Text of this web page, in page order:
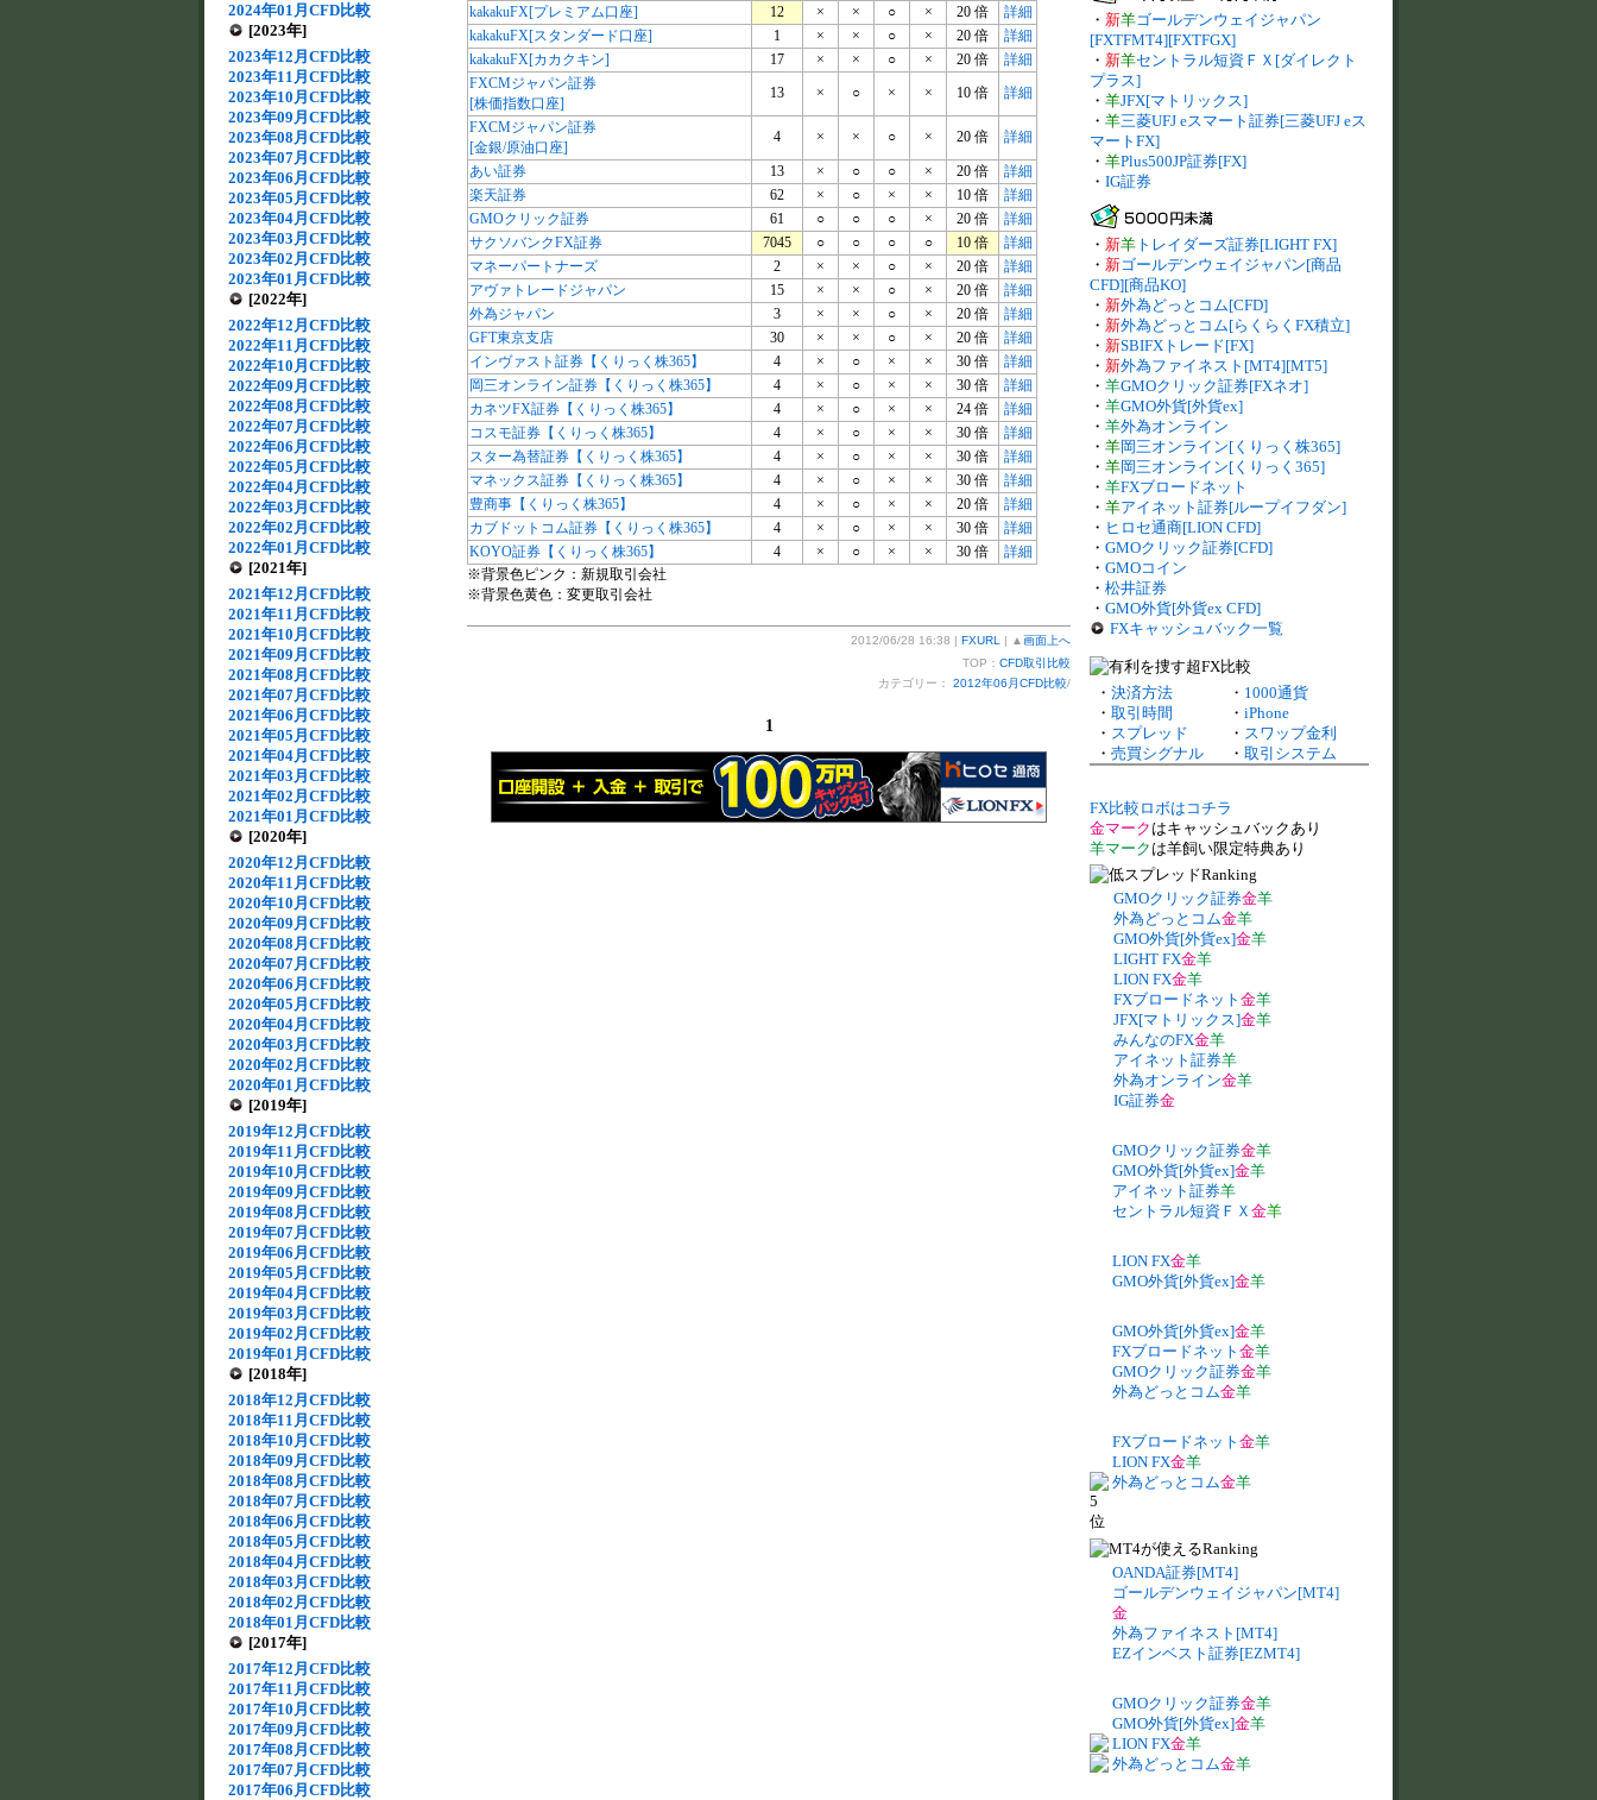
2024年01月CFD比較
[2023年]
2023年12月CFD比較
2023年11月CFD比較
2023年10月CFD比較
2023年09月CFD比較
2023年08月CFD比較
2023年07月CFD比較
2023年06月CFD比較
2023年05月CFD比較
2023年04月CFD比較
2023年03月CFD比較
2023年02月CFD比較
2023年01月CFD比較
[2022年]
2022年12月CFD比較
2022年11月CFD比較
2022年10月CFD比較
2022年09月CFD比較
2022年08月CFD比較
2022年07月CFD比較
2022年06月CFD比較
2022年05月CFD比較
2022年04月CFD比較
2022年03月CFD比較
2022年02月CFD比較
2022年01月CFD比較
[2021年]
2021年12月CFD比較
2021年11月CFD比較
2021年10月CFD比較
2021年09月CFD比較
2021年08月CFD比較
2021年07月CFD比較
2021年06月CFD比較
2021年05月CFD比較
2021年04月CFD比較
2021年03月CFD比較
2021年02月CFD比較
2021年01月CFD比較
[2020年]
2020年12月CFD比較
2020年11月CFD比較
2020年10月CFD比較
2020年09月CFD比較
2020年08月CFD比較
2020年07月CFD比較
2020年06月CFD比較
2020年05月CFD比較
2020年04月CFD比較
2020年03月CFD比較
2020年02月CFD比較
2020年01月CFD比較
[2019年]
2019年12月CFD比較
2019年11月CFD比較
2019年10月CFD比較
2019年09月CFD比較
2019年08月CFD比較
2019年07月CFD比較
2019年06月CFD比較
2019年05月CFD比較
2019年04月CFD比較
2019年03月CFD比較
2019年02月CFD比較
2019年01月CFD比較
[2018年]
2018年12月CFD比較
2018年11月CFD比較
2018年10月CFD比較
2018年09月CFD比較
2018年08月CFD比較
2018年07月CFD比較
2018年06月CFD比較
2018年05月CFD比較
2018年04月CFD比較
2018年03月CFD比較
2018年02月CFD比較
2018年01月CFD比較
[2017年]
2017年12月CFD比較
2017年11月CFD比較
2017年10月CFD比較
2017年09月CFD比較
2017年08月CFD比較
2017年07月CFD比較
2017年06月CFD比較
kakakuFX[プレミアム口座]
12 × × ○ × 20 倍
詳細
kakakuFX[スタンダード口座]
1 × × ○ × 20 倍
詳細
kakakuFX[カカクキン]
17 × × ○ × 20 倍
詳細
FXCMジャパン証券
[株価指数口座]
13 × ○ × × 10 倍 詳細
FXCMジャパン証券
[金銀/原油口座]
4 × × ○ × 20 倍 詳細
あい証券 13 × ○ ○ × 20 倍
詳細
楽天証券
62 × ○ × × 10 倍
詳細
GMOクリック証券
61 ○ ○ ○ × 20 倍
詳細
サクソバンクFX証券
7045 ○ ○ ○ ○ 10 倍
詳細
マネーパートナーズ
2 × × ○ × 20 倍
詳細
アヴァトレードジャパン
15 × × ○ × 20 倍
詳細
外為ジャパン
3 × × ○ × 20 倍
詳細
GFT東京支店
30 × × ○ × 20 倍
詳細
インヴァスト証券【くりっく株365】
4 × ○ × × 30 倍
詳細
岡三オンライン証券【くりっく株365】
4 × ○ × × 30 倍
詳細
カネツFX証券【くりっく株365】
4 × ○ × × 24 倍
詳細
コスモ証券【くりっく株365】
4 × ○ × × 30 倍
詳細
スター為替証券【くりっく株365】
4 × ○ × × 30 倍
詳細
マネックス証券【くりっく株365】
4 × ○ × × 30 倍
詳細
豊商事【くりっく株365】
4 × ○ × × 20 倍
詳細
カブドットコム証券【くりっく株365】
4 × ○ × × 30 倍
詳細
KOYO証券【くりっく株365】
4 × ○ × × 30 倍
詳細
※背景色ピンク：新規取引会社
※背景色黄色：変更取引会社
2012/06/28 16:38 | FXURL | ▲ 画面上へ
TOP： CFD取引比較
カテゴリー： 2012年06月CFD比較/
1
・ 新羊ゴールデンウェイジャパン
[FXTFMT4][FXTFGX]
・ 新羊セントラル短資ＦＸ[ダイレクト
プラス]
・ 羊JFX[マトリックス]
・ 羊三菱UFJ eスマート証券[三菱UFJ eス
マートFX]
・ 羊Plus500JP証券[FX]
・ IG証券
・ 新羊 トレイダーズ証券[LIGHT FX]
・ 新ゴールデンウェイジャパン[商品
CFD][商品KO]
・ 新外為どっとコム[CFD]
・ 新外為どっとコム[らくらくFX積立]
・ 新SBIFXトレード[FX]
・ 新外為ファイネスト[MT4][MT5]
・ 羊GMOクリック証券[FXネオ]
・ 羊GMO外貨[外貨ex]
・ 羊外為オンライン
・ 羊岡三オンライン[くりっく株365]
・ 羊岡三オンライン[くりっく365]
・ 羊FXブロードネット
・ 羊アイネット証券[ループイフダン]
・ ヒロセ通商[LION CFD]
・ GMOクリック証券[CFD]
・ GMOコイン
・ 松井証券
・ GMO外貨[外貨ex CFD]
FXキャッシュバック一覧
・ 決済方法 ・ 1000通貨
・ 取引時間 ・ iPhone
・ スプレッド ・ スワップ金利
・ 売買シグナル ・ 取引システム
FX比較ロボはコチラ
金マーク はキャッシュバックあり
羊マーク は羊飼い限定特典あり
GMOクリック証券金羊
外為どっとコム金羊
GMO外貨[外貨ex]金羊
LIGHT FX金羊
LION FX金羊
FXブロードネット 金羊
JFX[マトリックス]金羊
みんなのFX金羊
アイネット証券羊
外為オンライン金羊
IG証券金
GMOクリック証券金羊
GMO外貨[外貨ex]金羊
アイネット証券羊
セントラル短資ＦＸ 金羊
LION FX金羊
GMO外貨[外貨ex]金羊
GMO外貨[外貨ex]金羊
FXブロードネット 金羊
GMOクリック証券金羊
外為どっとコム金羊
FXブロードネット 金羊
LION FX金羊
外為どっとコム金羊
OANDA証券[MT4]
ゴールデンウェイジャパン[MT4]
金
外為ファイネスト[MT4]
EZインベスト証券[EZMT4]
GMOクリック証券金羊
GMO外貨[外貨ex]金羊
LION FX金羊
外為どっとコム金羊